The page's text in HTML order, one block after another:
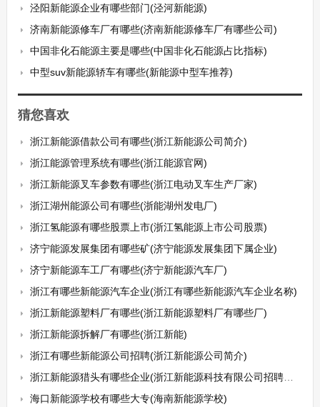
泾阳新能源企业有哪些部门(泾河新能源)
济南新能源修车厂有哪些(济南新能源修车厂有哪些公司)
中国非化石能源主要是哪些(中国非化石能源占比指标)
中型suv新能源轿车有哪些(新能源中型车推荐)
猜您喜欢
浙江新能源借款公司有哪些(浙江新能源公司简介)
浙江能源管理系统有哪些(浙江能源官网)
浙江新能源叉车参数有哪些(浙江电动叉车生产厂家)
浙江湖州能源公司有哪些(浙能湖州发电厂)
浙江氢能源有哪些股票上市(浙江氢能源上市公司股票)
济宁能源发展集团有哪些矿(济宁能源发展集团下属企业)
济宁新能源车工厂有哪些(济宁新能源汽车厂)
浙江有哪些新能源汽车企业(浙江有哪些新能源汽车企业名称)
浙江新能源塑料厂有哪些(浙江新能源塑料厂有哪些厂)
浙江新能源拆解厂有哪些(浙江新能)
浙江有哪些新能源公司招聘(浙江新能源公司简介)
浙江新能源猎头有哪些企业(浙江新能源科技有限公司招聘信息)
海口新能源学校有哪些大专(海南新能源学校)